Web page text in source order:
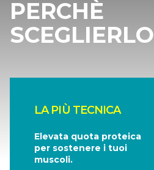
PERCHÈ
SCEGLIERLO
LA PIÙ TECNICA
Elevata quota proteica
per sostenere i tuoi
muscoli.